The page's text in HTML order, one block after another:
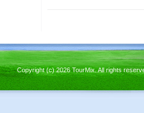
Copyright (c) 2026 TourMix. All rights